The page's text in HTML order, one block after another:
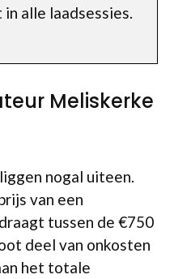
alle laadsessies.
Meliskerke
nogal uiteen.
van een
tussen de €750
deel van onkosten
het totale